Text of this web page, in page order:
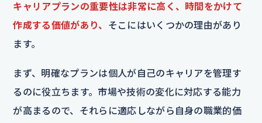
キャリアプランの重要性は非常に高く、時間をかけて
作成する価値があり、 そこにはいくつかの理由があり
ます。
まず、明確なプランは個人が自己のキャリアを管理す
るのに役立ちます。市場や技術の変化に対応する能力
が高まるので、それらに適応しながら自身の職業的価